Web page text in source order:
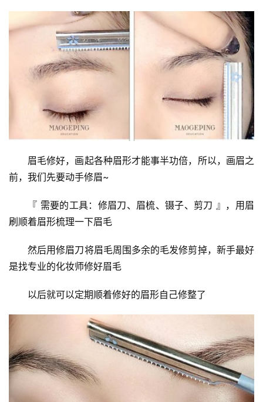
眉毛修好，画起各种眉形才能事半功倍，所以，画眉之
前，我们先要动手修眉~
『 需要的工具：修眉刀、眉梳、镊子、剪刀 』，用眉
刷顺着眉形梳理一下眉毛
然后用修眉刀将眉毛周围多余的毛发修剪掉，新手最好
是找专业的化妆师修好眉毛
以后就可以定期顺着修好的眉形自己修整了